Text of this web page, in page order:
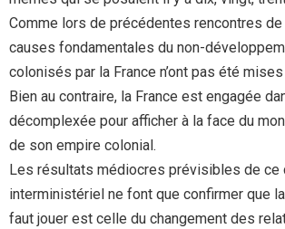
Comme lors de précédentes rencontres
causes fondamentales du non-
colonisés par la France n’ont pas été
Bien au contraire, la France est engagée
décomplexée pour afficher à la face du
de son empire colonial.
Les résultats médiocres prévisibles de ce
interministériel ne font que confirmer que la
faut jouer est celle du changement des